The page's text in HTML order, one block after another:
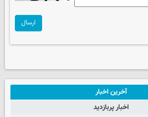
ارسال
آخرین اخبار
اخبار پربازدید